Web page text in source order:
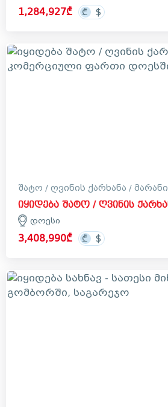
1,284,927₾
შატო / ღვინის ქარხანა / მარანი
დოესი
3,408,990₾